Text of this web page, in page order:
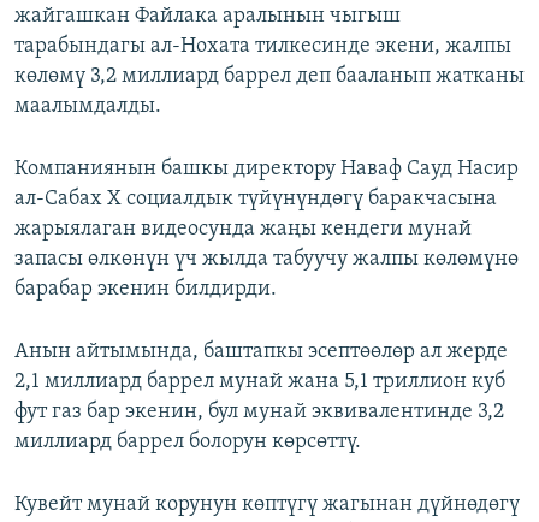
жайгашкан Файлака аралынын чыгыш
тарабындагы ал-Нохата тилкесинде экени, жалпы
көлөмү 3,2 миллиард баррел деп бааланып жатканы
маалымдалды.
Компаниянын башкы директору Наваф Сауд Насир
ал-Сабах Х социалдык түйүнүндөгү баракчасына
жарыялаган видеосунда жаңы кендеги мунай
запасы өлкөнүн үч жылда табуучу жалпы көлөмүнө
барабар экенин билдирди.
Анын айтымында, баштапкы эсептөөлөр ал жерде
2,1 миллиард баррел мунай жана 5,1 триллион куб
фут газ бар экенин, бул мунай эквивалентинде 3,2
миллиард баррел болорун көрсөттү.
Кувейт мунай корунун көптүгү жагынан дүйнөдөгү